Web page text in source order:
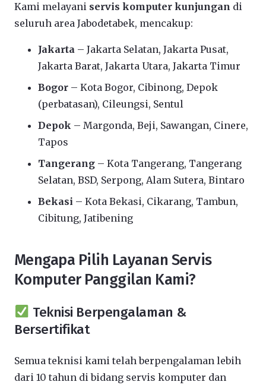
Kami melayani servis komputer kunjungan di
seluruh area Jabodetabek, mencakup:
Jakarta – Jakarta Selatan, Jakarta Pusat,
Jakarta Barat, Jakarta Utara, Jakarta Timur
Bogor – Kota Bogor, Cibinong, Depok
(perbatasan), Cileungsi, Sentul
Depok – Margonda, Beji, Sawangan, Cinere,
Tapos
Tangerang – Kota Tangerang, Tangerang
Selatan, BSD, Serpong, Alam Sutera, Bintaro
Bekasi – Kota Bekasi, Cikarang, Tambun,
Cibitung, Jatibening
Mengapa Pilih Layanan Servis
Komputer Panggilan Kami?
Teknisi Berpengalaman &
Bersertifikat
Semua teknisi kami telah berpengalaman lebih
dari 10 tahun di bidang servis komputer dan